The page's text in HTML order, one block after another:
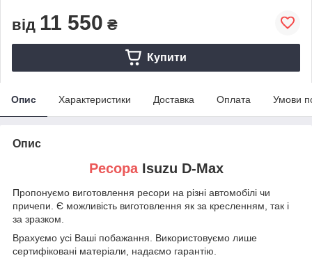
від 11 550 ₴
Купити
Опис Характеристики Доставка Оплата Умови
Опис
РесораIsuzu D-Max
Пропонуємо виготовлення ресори на різні автомобілі чи
причепи. Є можливість виготовлення як за кресленням, так і
за зразком.
Врахуємо усі Ваші побажання. Використовуємо лише
сертифіковані матеріали, надаємо гарантію.